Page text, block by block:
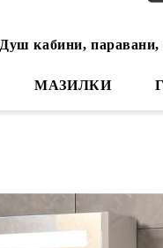
Душ кабини, паравани,
МАЗИЛКИ